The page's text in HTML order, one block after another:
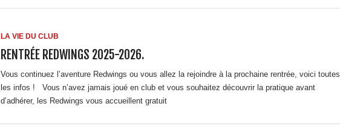
LA VIE DU CLUB
RENTRÉE REDWINGS 2025-2026.
Vous continuez l’aventure Redwings ou vous allez la rejoindre à la prochaine rentrée, voici toutes
les infos ! Vous n’avez jamais joué en club et vous souhaitez découvrir la pratique avant
d’adhérer, les Redwings vous accueillent gratuit